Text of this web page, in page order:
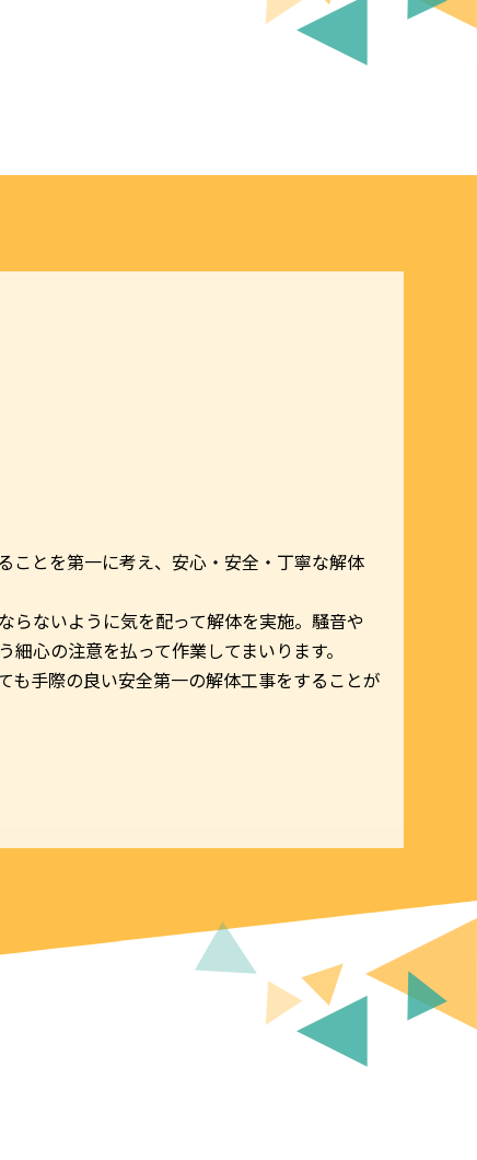
ことを第一に考え、安心・安全・丁寧な解体
らないように気を配って解体を実施。騒音や
細心の注意を払って作業してまいります。
も手際の良い安全第一の解体工事をすることが